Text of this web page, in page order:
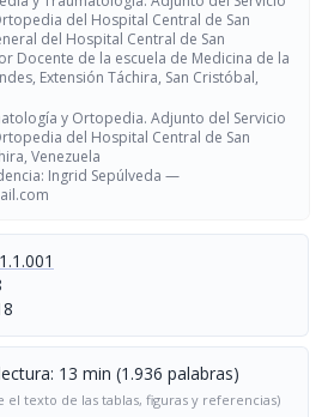
del Hospital Central de San
del Hospital Central de San
Docente de la escuela de Medicina de la
Extensión Táchira, San Cristóbal,
y Ortopedia. Adjunto del Servicio
del Hospital Central de San
Venezuela
Ingrid Sepúlveda —
13 min (1.936 palabras)
el texto de las tablas, figuras y referencias)